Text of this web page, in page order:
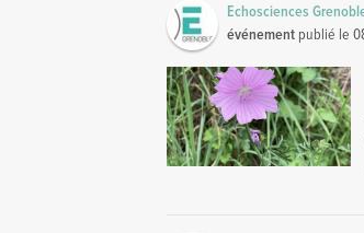
Echosciences
événement publié le